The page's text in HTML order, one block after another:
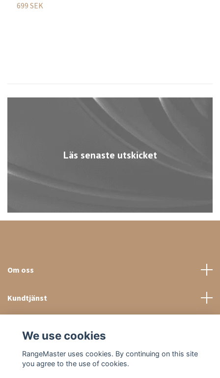
Läs senaste utskicket
699 SEK
Om oss
Kundtjänst
We use cookies
RangeMaster uses cookies. By continuing on this site
you agree to the use of cookies.